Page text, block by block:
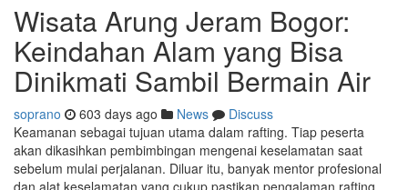
Wisata Arung Jeram Bogor:
Keindahan Alam yang Bisa
Dinikmati Sambil Bermain Air
soprano 603 days ago News
Discuss
Keamanan sebagai tujuan utama dalam rafting. Tiap peserta
akan dikasihkan pembimbingan mengenai keselamatan saat
sebelum mulai perjalanan. Diluar itu, banyak mentor profesional
dan alat keselamatan yang cukup pastikan pengalaman rafting